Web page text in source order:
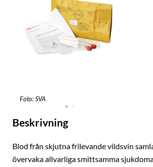
Foto: SVA
Beskrivning
Blod från skjutna frilevande vildsvin
övervaka allvarliga smittsamma